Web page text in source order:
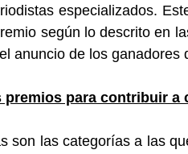
especializados.
según lo descrito en
anuncio de los ganadores
premios para contribuir a
son las categorías a las